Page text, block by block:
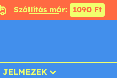
Szállítás már: 1090 Ft
JELMEZEK